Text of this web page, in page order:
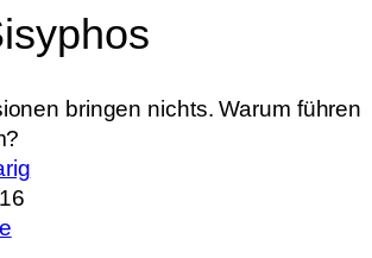
bringen nichts. Warum führen